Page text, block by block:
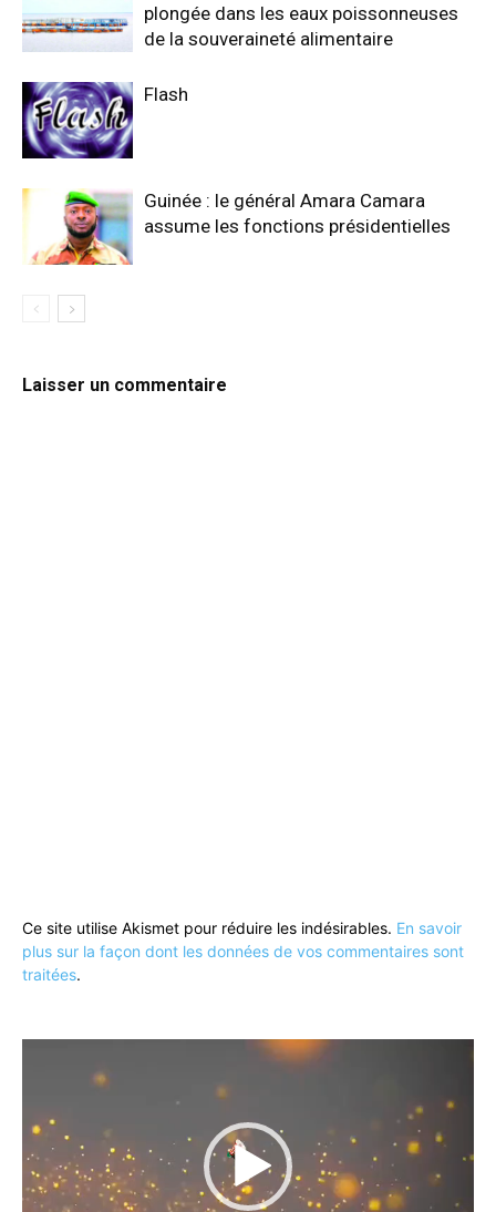
plongée dans les eaux poissonneuses
de la souveraineté alimentaire
Flash
Guinée : le général Amara Camara
assume les fonctions présidentielles
Laisser un commentaire
Ce site utilise Akismet pour réduire les indésirables. En savoir
plus sur la façon dont les données de vos commentaires sont
traitées.